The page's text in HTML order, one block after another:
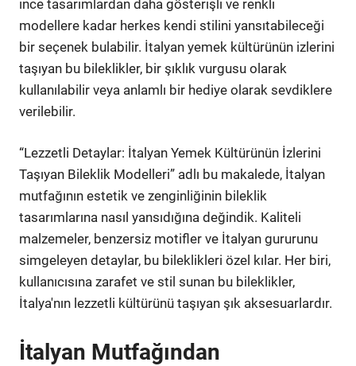
ince tasarımlardan daha gösterişli ve renkli
modellere kadar herkes kendi stilini yansıtabileceği
bir seçenek bulabilir. İtalyan yemek kültürünün izlerini
taşıyan bu bileklikler, bir şıklık vurgusu olarak
kullanılabilir veya anlamlı bir hediye olarak sevdiklere
verilebilir.
“Lezzetli Detaylar: İtalyan Yemek Kültürünün İzlerini
Taşıyan Bileklik Modelleri” adlı bu makalede, İtalyan
mutfağının estetik ve zenginliğinin bileklik
tasarımlarına nasıl yansıdığına değindik. Kaliteli
malzemeler, benzersiz motifler ve İtalyan gururunu
simgeleyen detaylar, bu bileklikleri özel kılar. Her biri,
kullanıcısına zarafet ve stil sunan bu bileklikler,
İtalya'nın lezzetli kültürünü taşıyan şık aksesuarlardır.
İtalyan Mutfağından